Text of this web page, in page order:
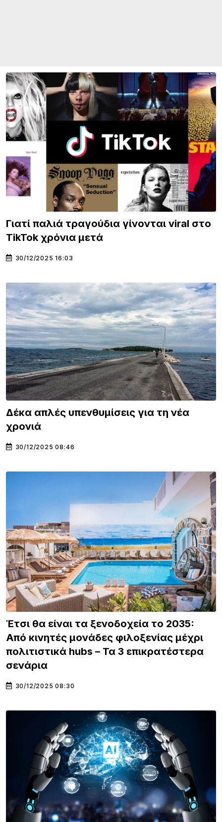
Γιατί παλιά τραγούδια γίνονται viral στο
TikTok χρόνια μετά
30/12/2025 16:03
Δέκα απλές υπενθυμίσεις για τη νέα
χρονιά
30/12/2025 08:46
Έτσι θα είναι τα ξενοδοχεία το 2035:
Από κινητές μονάδες φιλοξενίας μέχρι
πολιτιστικά hubs – Τα 3 επικρατέστερα
σενάρια
30/12/2025 08:30